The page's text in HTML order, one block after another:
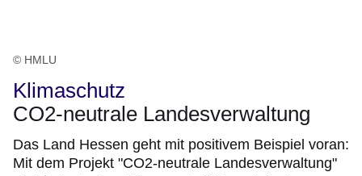
© HMLU
Klimaschutz
CO2-neutrale Landesverwaltung
Das Land Hessen geht mit positivem Beispiel voran:
Mit dem Projekt "CO2-neutrale Landesverwaltung"